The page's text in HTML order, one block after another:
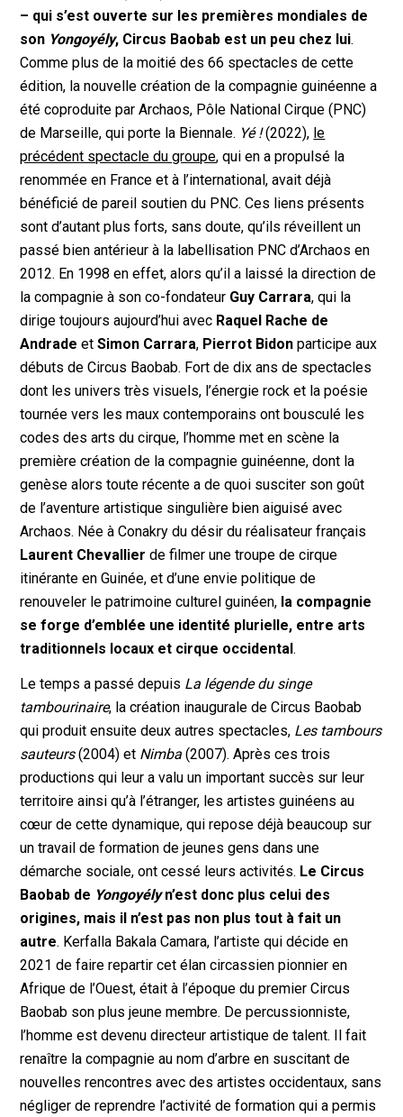
– qui s’est ouverte sur les premières mondiales de
son Yongoyély, Circus Baobab est un peu chez lui.
Comme plus de la moitié des 66 spectacles de cette
édition, la nouvelle création de la compagnie guinéenne a
été coproduite par Archaos, Pôle National Cirque (PNC)
de Marseille, qui porte la Biennale. Yé !(2022), le
précédent spectacle du groupe, qui en a propulsé la
renommée en France et à l’international, avait déjà
bénéficié de pareil soutien du PNC. Ces liens présents
sont d’autant plus forts, sans doute, qu’ils réveillent un
passé bien antérieur à la labellisation PNC d’Archaos en
2012. En 1998 en effet, alors qu’il a laissé la direction de
la compagnie à son co-fondateur Guy Carrara, qui la
dirige toujours aujourd’hui avec Raquel Rache de
Andrade etSimon Carrara, Pierrot Bidon participe aux
débuts de Circus Baobab. Fort de dix ans de spectacles
dont les univers très visuels, l’énergie rock et la poésie
tournée vers les maux contemporains ont bousculé les
codes des arts du cirque, l’homme met en scène la
première création de la compagnie guinéenne, dont la
genèse alors toute récente a de quoi susciter son goût
de l’aventure artistique singulière bien aiguisé avec
Archaos. Née à Conakry du désir du réalisateur français
Laurent Chevallier de filmer une troupe de cirque
itinérante en Guinée, et d’une envie politique de
renouveler le patrimoine culturel guinéen, la compagnie
se forge d’emblée une identité plurielle, entre arts
traditionnels locaux et cirque occidental.
Le temps a passé depuis La légende du singe
tambourinaire, la création inaugurale de Circus Baobab
qui produit ensuite deux autres spectacles, Les tambours
sauteurs(2004) et Nimba(2007). Après ces trois
productions qui leur a valu un important succès sur leur
territoire ainsi qu’à l’étranger, les artistes guinéens au
cœur de cette dynamique, qui repose déjà beaucoup sur
un travail de formation de jeunes gens dans une
démarche sociale, ont cessé leurs activités. Le Circus
Baobab de Yongoyélyn’est donc plus celui des
origines, mais il n’est pas non plus tout à fait un
autre. Kerfalla Bakala Camara, l’artiste qui décide en
2021 de faire repartir cet élan circassien pionnier en
Afrique de l’Ouest, était à l’époque du premier Circus
Baobab son plus jeune membre. De percussionniste,
l’homme est devenu directeur artistique de talent. Il fait
renaître la compagnie au nom d’arbre en suscitant de
nouvelles rencontres avec des artistes occidentaux, sans
négliger de reprendre l’activité de formation qui a permis